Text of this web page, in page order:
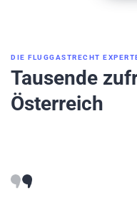
DIE FLUGGASTRECHT
Tausende
Österreich